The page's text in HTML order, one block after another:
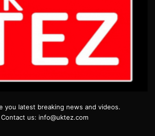
you latest breaking news and videos.
Contact us: info@uktez.com